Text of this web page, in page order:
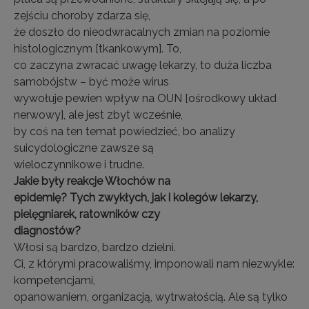
zejściu choroby zdarza się,
że doszło do nieodwracalnych zmian na poziomie
histologicznym [tkankowym]. To,
co zaczyna zwracać uwagę lekarzy, to duża liczba
samobójstw – być może wirus
wywołuje pewien wpływ na OUN [ośrodkowy układ
nerwowy], ale jest zbyt wcześnie,
by coś na ten temat powiedzieć, bo analizy
suicydologiczne zawsze są
wieloczynnikowe i trudne.
Jakie były reakcje Włochów na
epidemię? Tych zwykłych, jak i kolegów lekarzy,
pielęgniarek, ratowników czy
diagnostów?
Włosi są bardzo, bardzo dzielni.
Ci, z którymi pracowaliśmy, imponowali nam niezwykle:
kompetencjami,
opanowaniem, organizacją, wytrwałością. Ale są tylko